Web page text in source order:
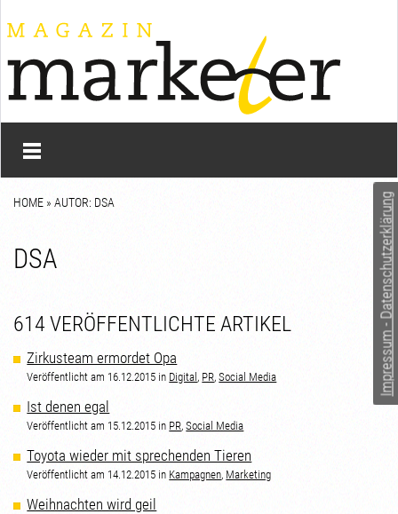
Impressum - Datenschutzerklärung
HOME » AUTOR: DSA
DSA
614 VERÖFFENTLICHTE ARTIKEL
Zirkusteam ermordet Opa
Veröffentlicht am 16.12.2015 in Digital , PR,Social Media
Ist denen egal
Veröffentlicht am 15.12.2015 in PR,Social Media
Toyota wieder mit sprechenden Tieren
Veröffentlicht am 14.12.2015 in Kampagnen, Marketing
Weihnachten wird geil